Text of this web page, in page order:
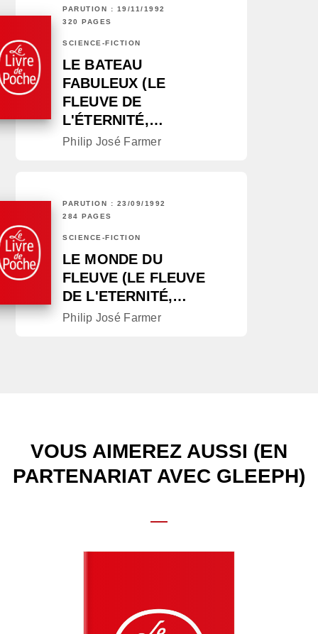
PARUTION : 19/11/1992
320 PAGES
SCIENCE-FICTION
LE BATEAU
FABULEUX (LE
FLEUVE DE
L'ÉTERNITÉ,…
Philip José Farmer
PARUTION : 23/09/1992
284 PAGES
SCIENCE-FICTION
LE MONDE DU
FLEUVE (LE FLEUVE
DE L'ETERNITÉ,…
Philip José Farmer
VOUS AIMEREZ AUSSI (EN
PARTENARIAT AVEC GLEEPH)